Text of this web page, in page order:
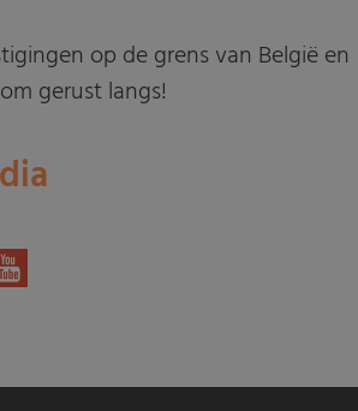
op de grens van België en
gerust langs!